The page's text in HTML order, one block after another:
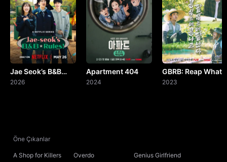
Jae Seok’s B&B
Rules!
2026
Apartment 404
2024
GBRB: Reap What
You Sow
2023
Öne Çıkanlar
A Shop for Killers Overdo Genius Girlfriend